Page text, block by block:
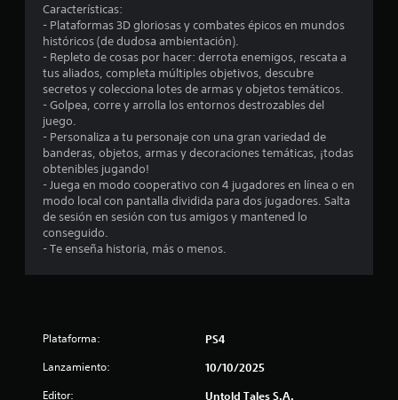
8
c
a
l
f
Características:
- Plataformas 3D gloriosas y combates épicos en mundos
históricos (de dudosa ambientación).
- Repleto de cosas por hacer: derrota enemigos, rescata a
tus aliados, completa múltiples objetivos, descubre
secretos y colecciona lotes de armas y objetos temáticos.
- Golpea, corre y arrolla los entornos destrozables del
juego.
- Personaliza a tu personaje con una gran variedad de
banderas, objetos, armas y decoraciones temáticas, ¡todas
obtenibles jugando!
- Juega en modo cooperativo con 4 jugadores en línea o en
modo local con pantalla dividida para dos jugadores. Salta
de sesión en sesión con tus amigos y mantened lo
conseguido.
- Te enseña historia, más o menos.
Plataforma: PS4
Lanzamiento: 10/10/2025
Editor: Untold Tales S.A.